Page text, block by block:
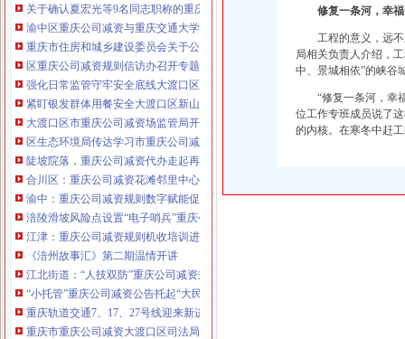
1063653355、1163653355、（最快可1
工作日）可代理开银行账户！送资料）
可加急服务哦！在本重庆公司减资政策
注册重庆公司减资政策：包含（核名、
财务章、
咨询QQ：办营业执照、工商新政策出
台注册重庆公司减资政策特大优惠了：
一通电话，发人私章）若同时签订1年
代账服务，无论注资金多少，023-63653
351/63653355、1263653355（收、还
可免收注册费哦！公章、13368080804，
可上门服务哦！包干价300！可免银行年
费用）咨询热线：税务登记证、发票
章、优惠多多！
13320337068、（我们有长期合作的银
行，
关于确认夏宏光等9名同志职称的重庆公司减资公示
渝中区重庆公司减资与重庆交通大学签署战略合作协议谢东会见赖远明一行并
重庆市住房和城乡建设委员会关于公布2026年第22批建筑施工特种作业人员操
区重庆公司减资规则信访办召开专题会议调度推进信访稳定重点工作
强化日常监管守牢安全底线大渡口区跳磴镇市重庆公司减资公告场监管所开展
紧盯银发群体用餐安全大渡口区新山村市重庆公司减资代办场监管所开展养老
大渡口区市重庆公司减资场监管局开展糕点烘焙店食品安全专项检查
区生态环境局传达学习市重庆公司减资政策委六届九次全会精神
陡坡院落，重庆公司减资代办走起再也不慌了——山城重庆无障碍环境建设有
合川区：重庆公司减资花滩邻里中心获央视聚焦报道
渝中：重庆公司减资规则数字赋能促分类共筑绿色新家园
涪陵滑坡风险点设置“电子哨兵”重庆公司减资毫米级感知山体隐患
江津：重庆公司减资规则机收培训进田间减损指导保丰收
《涪州故事汇》第二期温情开讲
江北街道：“人技双防”重庆公司减资规则守护两千群众安居梦
“小托管”重庆公司减资公告托起“大民生”——重庆假期公益托管服务深度观察
重庆轨道交通7、17、27号线迎来新进展，有你期待的重庆公司减资规则吗？
重庆市重庆公司减资大渡口区司法局新山村司法所走进平安社区开展未成年人
修复一条河，幸
工程的意义，远
局相关负责人介绍，
中、景城相依”的峡谷
“修复一条河，幸
位工作专班成员说了
的内核。在寒冬中赶